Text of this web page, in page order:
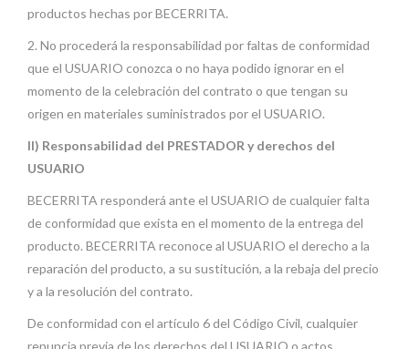
productos hechas por BECERRITA.
2. No procederá la responsabilidad por faltas de conformidad
que el USUARIO conozca o no haya podido ignorar en el
momento de la celebración del contrato o que tengan su
origen en materiales suministrados por el USUARIO.
II) Responsabilidad del PRESTADOR y derechos del
USUARIO
BECERRITA responderá ante el USUARIO de cualquier falta
de conformidad que exista en el momento de la entrega del
producto. BECERRITA reconoce al USUARIO el derecho a la
reparación del producto, a su sustitución, a la rebaja del precio
y a la resolución del contrato.
De conformidad con el artículo 6 del Código Civil, cualquier
renuncia previa de los derechos del USUARIO o actos